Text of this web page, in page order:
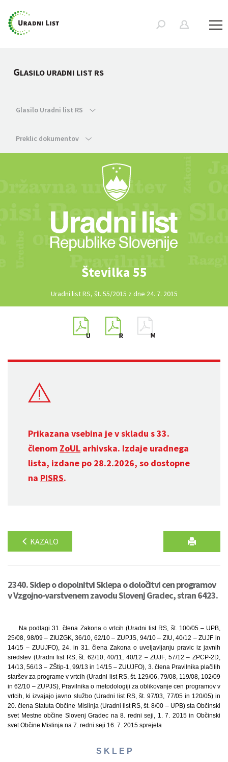
GLASILO URADNI LIST RS
Glasilo Uradni list RS
Preklic dokumentov
Številka 55
Uradni list RS, št. 55/2015 z dne 24. 7. 2015
Prikazana vsebina je v skladu s 33.
členom ZoUL arhivska. Izdaje uradnega
lista, izdane po 28.2.2026, so dostopne
na PISRS.
KAZALO
2340. Sklep o dopolnitvi Sklepa o določitvi cen programov
v Vzgojno-varstvenem zavodu Slovenj Gradec, stran 6423.
Na podlagi 31. člena Zakona o vrtcih (Uradni list RS, št. 100/05 – UPB,
25/08, 98/09 – ZIUZGK, 36/10, 62/10 – ZUPJS, 94/10 – ZIU, 40/12 – ZUJF in
14/15 – ZUUJFO), 24. in 31. člena Zakona o uveljavljanju pravic iz javnih
sredstev (Uradni list RS, št. 62/10, 40/11, 40/12 – ZUJF, 57/12 – ZPCP-2D,
14/13, 56/13 – ZŠtip-1, 99/13 in 14/15 – ZUUJFO), 3. člena Pravilnika plačilih
staršev za programe v vrtcih (Uradni list RS, št. 129/06, 79/08, 119/08, 102/09
in 62/10 – ZUPJS), Pravilnika o metodologiji za oblikovanje cen programov v
vrtcih, ki izvajajo javno službo (Uradni list RS, št. 97/03, 77/05 in 120/05) in
20. člena Statuta Občine Mislinja (Uradni list RS, št. 8/00 – UPB) sta Občinski
svet Mestne občine Slovenj Gradec na 8. redni seji, 1. 7. 2015 in Občinski
svet Občine Mislinja na 7. redni seji 16. 7. 2015 sprejela
S K L E P